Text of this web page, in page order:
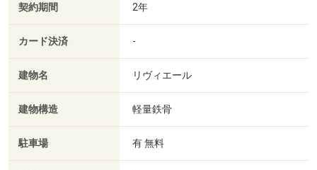
契約期間 2年
カード決済 -
建物名 リヴィエール
建物構造 軽量鉄骨
駐車場 有 無料